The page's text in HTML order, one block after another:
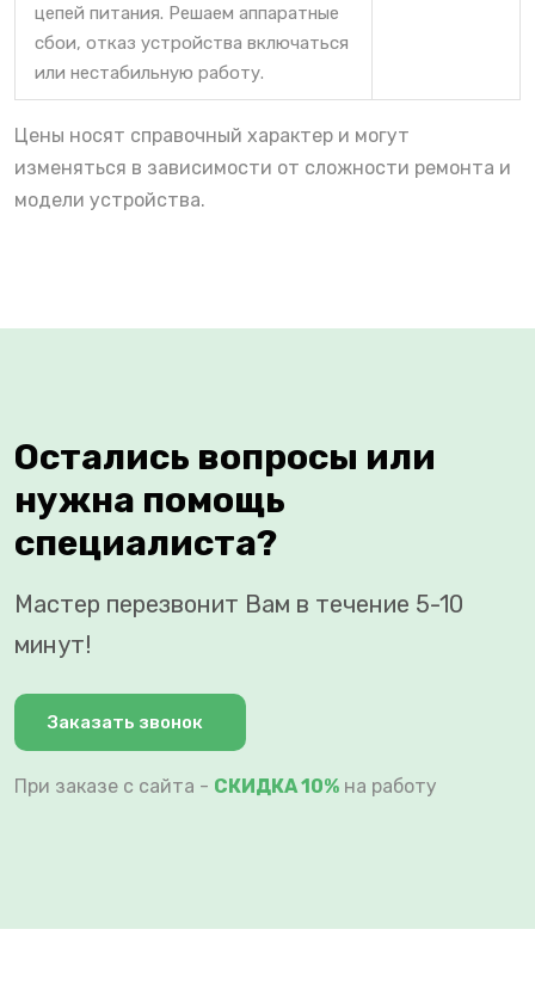
цепей питания. Решаем аппаратные
сбои, отказ устройства включаться
или нестабильную работу.
Цены носят справочный характер и могут
изменяться в зависимости от сложности ремонта и
модели устройства.
Остались вопросы или
нужна помощь
специалиста?
Мастер перезвонит Вам в течение 5-10
минут!
Заказать звонок
При заказе с сайта - СКИДКА 10% на работу